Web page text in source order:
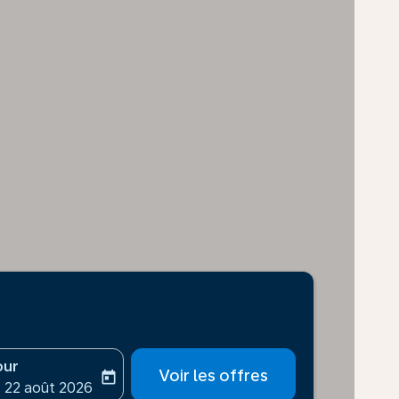
aria-labelreturn-date-aria-label
22 août 2026
today Voir les offres